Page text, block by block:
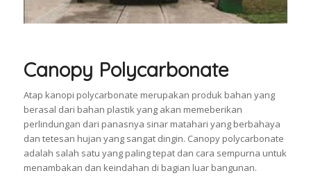
Canopy Polycarbonate
Atap kanopi polycarbonate merupakan produk bahan yang
berasal dari bahan plastik yang akan memeberikan
perlindungan dari panasnya sinar matahari yang berbahaya
dan tetesan hujan yang sangat dingin. Canopy polycarbonate
adalah salah satu yang paling tepat dan cara sempurna untuk
menambakan dan keindahan di bagian luar bangunan.